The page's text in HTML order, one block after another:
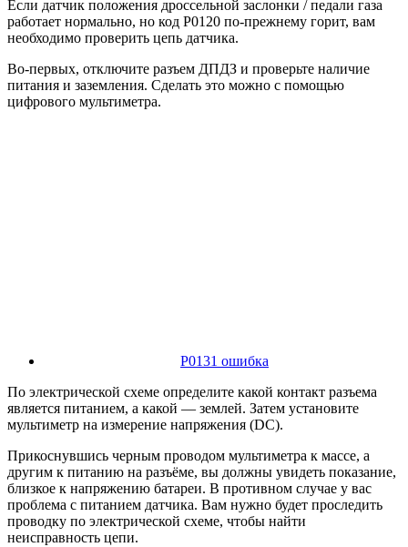
Если датчик положения дроссельной заслонки / педали газа
работает нормально, но код P0120 по-прежнему горит, вам
необходимо проверить цепь датчика.
Во-первых, отключите разъем ДПДЗ и проверьте наличие
питания и заземления. Сделать это можно с помощью
цифрового мультиметра.
P0131 ошибка
По электрической схеме определите какой контакт разъема
является питанием, а какой — землей. Затем установите
мультиметр на измерение напряжения (DC).
Прикоснувшись черным проводом мультиметра к массе, а
другим к питанию на разъёме, вы должны увидеть показание,
близкое к напряжению батареи. В противном случае у вас
проблема с питанием датчика. Вам нужно будет проследить
проводку по электрической схеме, чтобы найти
неисправность цепи.